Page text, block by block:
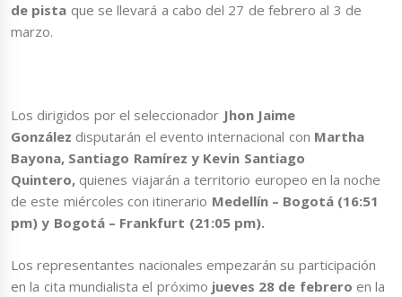
de pista que se llevará a cabo del 27 de febrero al 3 de
marzo.
Los dirigidos por el seleccionador Jhon Jaime
González disputarán el evento internacional con Martha
Bayona, Santiago Ramírez y Kevin Santiago
Quintero, quienes viajarán a territorio europeo en la noche
de este miércoles con itinerario Medellín – Bogotá (16:51
pm) y Bogotá – Frankfurt (21:05 pm).
Los representantes nacionales empezarán su participación
en la cita mundialista el próximo jueves 28 de febrero en la